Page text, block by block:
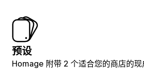
预设
Homage 附带 2 个适合您的商店的